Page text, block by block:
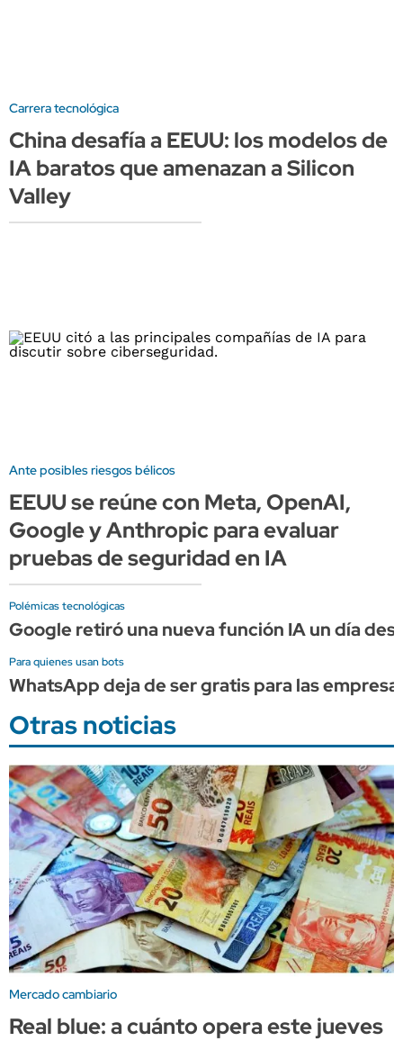
Carrera tecnológica
China desafía a EEUU: los modelos de
IA baratos que amenazan a Silicon
Valley
Ante posibles riesgos bélicos
EEUU se reúne con Meta, OpenAI,
Google y Anthropic para evaluar
pruebas de seguridad en IA
Polémicas tecnológicas
Google retiró una nueva función IA un día
Para quienes usan bots
WhatsApp deja de ser gratis para las
Otras noticias
Mercado cambiario
Real blue: a cuánto opera este jueves